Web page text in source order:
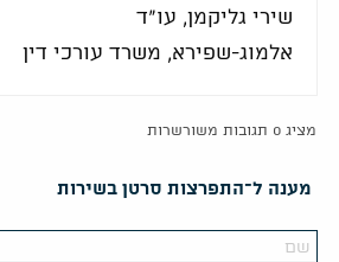
שירי גליקמן, עו"ד
אלמוג-שפירא, משרד עורכי דין
מציג 0 תגובות משורשרות
מענה ל־התפרצות סרטן בשירות